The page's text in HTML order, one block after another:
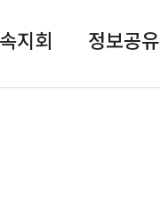
지회 정보공유